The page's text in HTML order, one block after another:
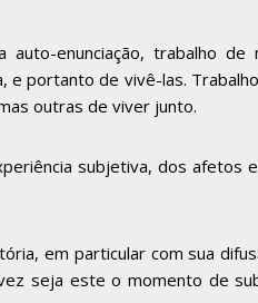
enunciação, trabalho de
e portanto de vivê-las.
outras de viver junto.
subjetiva, dos afetos
em particular com sua
seja este o momento de